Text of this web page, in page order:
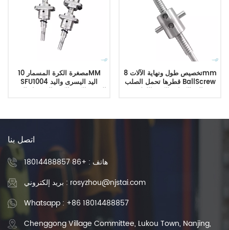
مصغرة الكرة المسمار 10MM
SFU1004 اليد اليسرى واليد
اليمنى الكرة الكرة المسمار الجوز
تخصيص طول ونهاية الآلات 8mm
قطرها تحمل الصلب BallScrew
عالية الكفاءة الكرة اللولبية
اتصل بنا
هاتف : +86 18014488857
بريد إلكتروني : rosyzhou@njstai.com
Whatsapp : +86 18014488857
Chenggong Village Committee, Lukou Town, Nanjing,